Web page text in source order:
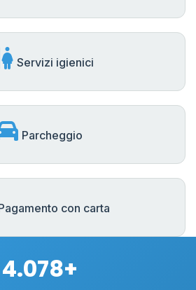
Servizi igienici
Parcheggio
con carta
4.078+